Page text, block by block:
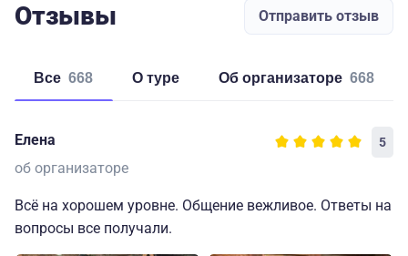
Отзывы Отправить отзыв
Все 668 о туре об организаторе 668
Елена 5
об организаторе
Всё на хорошем уровне. Общение вежливое. Ответы на
вопросы все получали.